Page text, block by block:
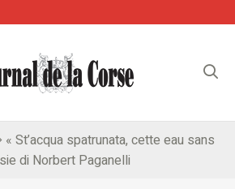
« St’acqua spatrunata, cette eau sans
di Norbert Paganelli